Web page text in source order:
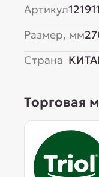
Артикул
Размер, мм
Страна
Торговая